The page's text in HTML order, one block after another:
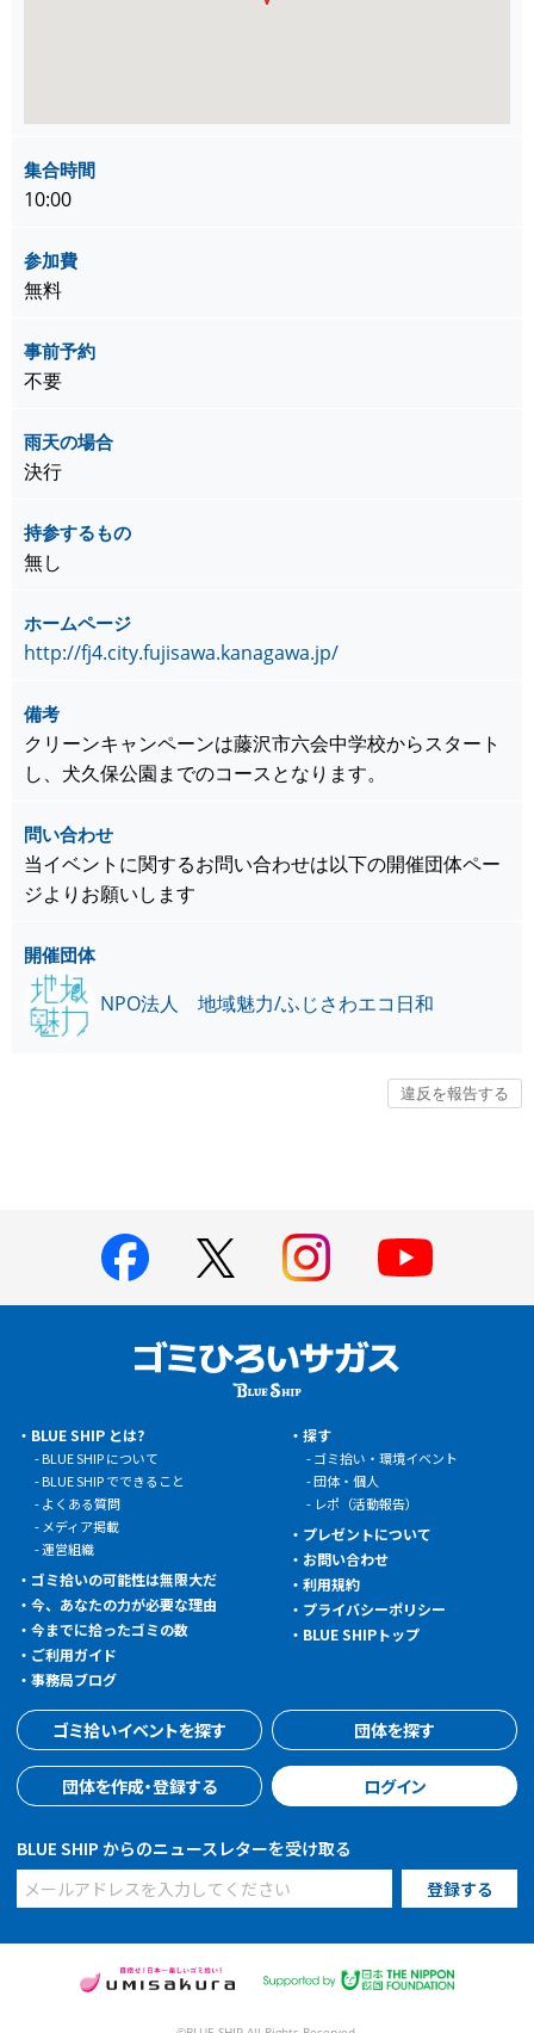
集合時間
10:00
参加費
無料
事前予約
不要
雨天の場合
決行
持参するもの
無し
ホームページ
http://fj4.city.fujisawa.kanagawa.jp/
備考
クリーンキャンペーンは藤沢市六会中学校からスタート
し、犬久保公園までのコースとなります。
問い合わせ
当イベントに関するお問い合わせは以下の開催団体ペー
ジよりお願いします
開催団体
NPO法人 地域魅力/ふじさわエコ日和
BLUE SHIP とは?
BLUE SHIP について
BLUE SHIP でできること
よくある質問
メディア掲載
運営組織
ゴミ拾いの可能性は無限大だ
今、あなたの力が必要な理由
今までに拾ったゴミの数
ご利用ガイド
事務局ブログ
探す
ゴミ拾い・環境イベント
団体・個人
レポ（活動報告）
プレゼントについて
お問い合わせ
利用規約
プライバシーポリシー
BLUE SHIPトップ
ゴミ拾いイベントを探す 団体を探す
団体を作成・登録する ログイン
BLUE SHIP からのニュースレターを受け取る